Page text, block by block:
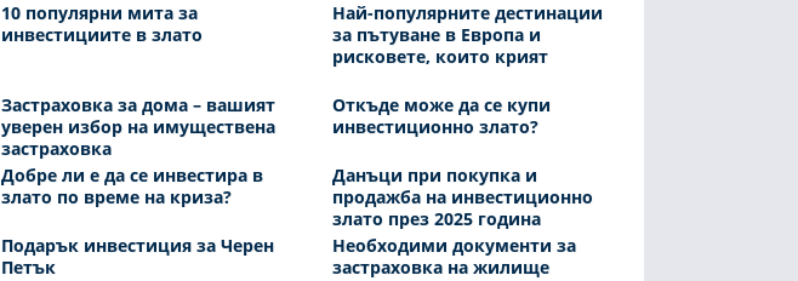
10 популярни мита за
инвестициите в злато
Най-популярните дестинации
за пътуване в Европа и
рисковете, които крият
Застраховка за дома – вашият
уверен избор на имуществена
застраховка
Oткъде може да се купи
инвестиционно злато?
Добре ли е да се инвестира в
злато по време на криза?
Данъци при покупка и
продажба на инвестиционно
злато през 2025 година
Подарък инвестиция за Черен
Петък
Необходими документи за
застраховка на жилище